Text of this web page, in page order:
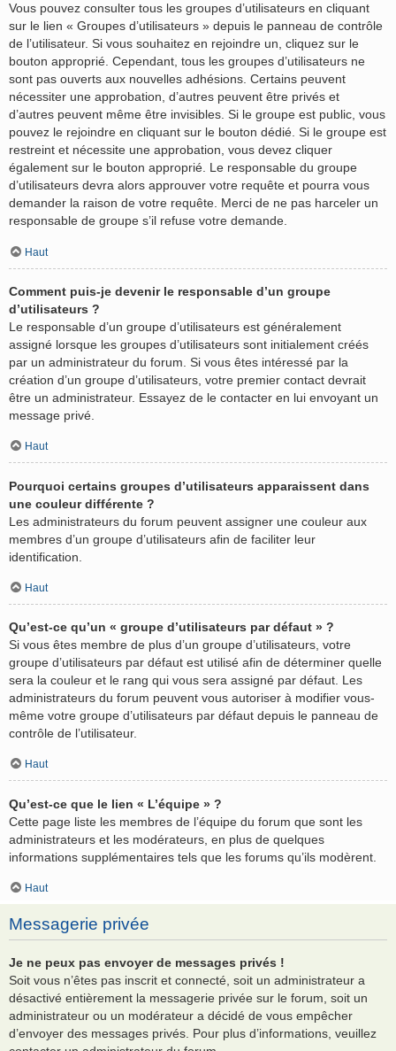
Vous pouvez consulter tous les groupes d’utilisateurs en cliquant
sur le lien « Groupes d’utilisateurs » depuis le panneau de contrôle
de l’utilisateur. Si vous souhaitez en rejoindre un, cliquez sur le
bouton approprié. Cependant, tous les groupes d’utilisateurs ne
sont pas ouverts aux nouvelles adhésions. Certains peuvent
nécessiter une approbation, d’autres peuvent être privés et
d’autres peuvent même être invisibles. Si le groupe est public, vous
pouvez le rejoindre en cliquant sur le bouton dédié. Si le groupe est
restreint et nécessite une approbation, vous devez cliquer
également sur le bouton approprié. Le responsable du groupe
d’utilisateurs devra alors approuver votre requête et pourra vous
demander la raison de votre requête. Merci de ne pas harceler un
responsable de groupe s’il refuse votre demande.
Haut
Comment puis-je devenir le responsable d’un groupe
d’utilisateurs ?
Le responsable d’un groupe d’utilisateurs est généralement
assigné lorsque les groupes d’utilisateurs sont initialement créés
par un administrateur du forum. Si vous êtes intéressé par la
création d’un groupe d’utilisateurs, votre premier contact devrait
être un administrateur. Essayez de le contacter en lui envoyant un
message privé.
Haut
Pourquoi certains groupes d’utilisateurs apparaissent dans
une couleur différente ?
Les administrateurs du forum peuvent assigner une couleur aux
membres d’un groupe d’utilisateurs afin de faciliter leur
identification.
Haut
Qu’est-ce qu’un « groupe d’utilisateurs par défaut » ?
Si vous êtes membre de plus d’un groupe d’utilisateurs, votre
groupe d’utilisateurs par défaut est utilisé afin de déterminer quelle
sera la couleur et le rang qui vous sera assigné par défaut. Les
administrateurs du forum peuvent vous autoriser à modifier vous-
même votre groupe d’utilisateurs par défaut depuis le panneau de
contrôle de l’utilisateur.
Haut
Qu’est-ce que le lien « L’équipe » ?
Cette page liste les membres de l’équipe du forum que sont les
administrateurs et les modérateurs, en plus de quelques
informations supplémentaires tels que les forums qu’ils modèrent.
Haut
Messagerie privée
Je ne peux pas envoyer de messages privés !
Soit vous n’êtes pas inscrit et connecté, soit un administrateur a
désactivé entièrement la messagerie privée sur le forum, soit un
administrateur ou un modérateur a décidé de vous empêcher
d’envoyer des messages privés. Pour plus d’informations, veuillez